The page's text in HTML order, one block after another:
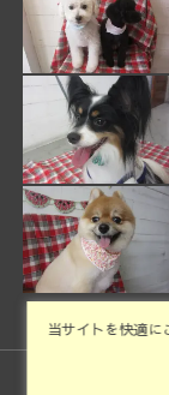
当サイトを快適